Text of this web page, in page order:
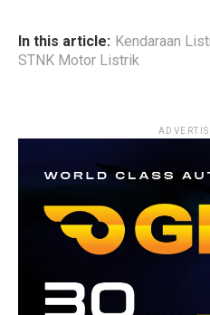
In this article: Kendaraan
STNK Motor Listrik